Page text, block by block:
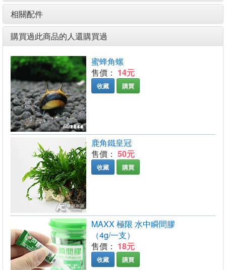
相關配件
購買過此商品的人還購買過
蜜蜂角螺
售價： 14元
收藏 購買
鹿角鐵皇冠
售價： 50元
收藏 購買
MAXX 極限 水中瞬間膠
（4g/一支）
售價： 18元
收藏 購買